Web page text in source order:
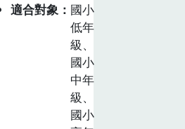
適合對象
國小
低年
級、
國小
中年
級、
國小